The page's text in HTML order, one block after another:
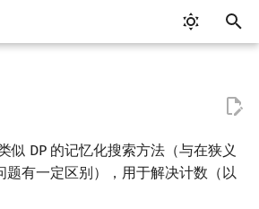
ICPC/CCPC 赛事与赛制
交互题
分段打表
Emacs
Arbiter
通用
C++ 语法基础
STL 容器
命名空间
均摊复杂度
选择排序
最优原地后缀排序算法
进位制
模算术简介
代数基本定理
抽屉原理
向量
单纯形法
群论
条件概率与独立性
公平组合游戏
数值积分
并查集复杂度
二叉堆
块状数组
线段树合并 & 分裂
Treap
可持久化线段树
平衡树套线段树
全局平衡二叉树
树的直径
差分约束
最小树形图
双连通分量
最大流
二分图最大匹配
CDQ 分治
随机化技巧
似 DP 的记忆化搜索方法（与在狭义
题有一定区别），用于解决计数（以